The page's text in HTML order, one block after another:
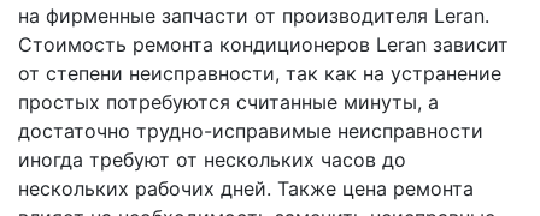
на фирменные запчасти от производителя Leran.
Стоимость ремонта кондиционеров Leran зависит
от степени неисправности, так как на устранение
простых потребуются считанные минуты, а
достаточно трудно-исправимые неисправности
иногда требуют от нескольких часов до
нескольких рабочих дней. Также цена ремонта